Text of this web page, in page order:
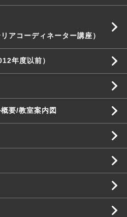
ィネーター講座）
年度以前）
要/教室案内図